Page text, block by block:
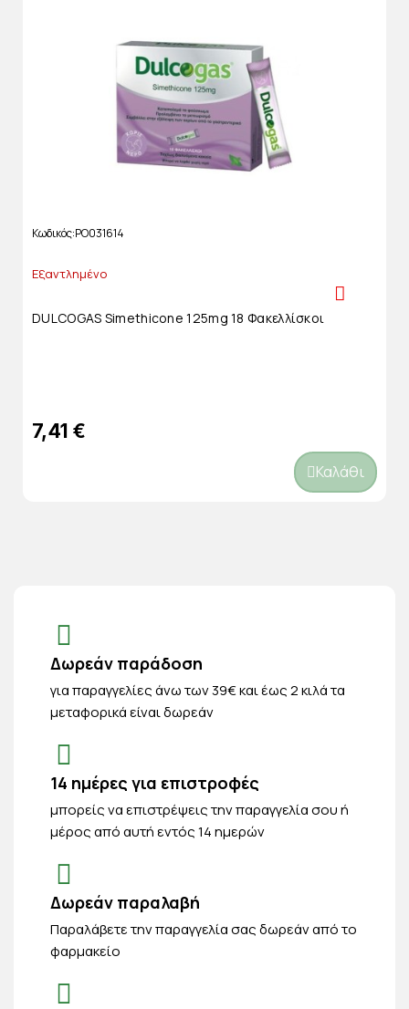
Κωδικός PO031614
Εξαντλημένο
DULCOGAS Simethicone 125mg 18 Φακελλίσκοι
7,41 €
Καλάθι
Δωρεάν παράδοση
για παραγγελίες άνω των 39€ και έως 2 κιλά τα
μεταφορικά είναι δωρεάν
14 ημέρες για επιστροφές
μπορείς να επιστρέψεις την παραγγελία σου ή
μέρος από αυτή εντός 14 ημερών
Δωρεάν παραλαβή
Παραλάβετε την παραγγελία σας δωρεάν από το
φαρμακείο